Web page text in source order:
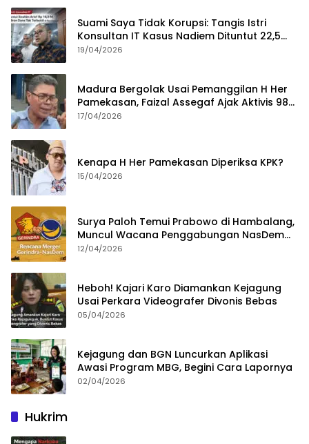
Suami Saya Tidak Korupsi: Tangis Istri
Konsultan IT Kasus Nadiem Dituntut 22,5
Tahun
19/04/2026
Madura Bergolak Usai Pemanggilan H Her
Pamekasan, Faizal Assegaf Ajak Aktivis 98
Bongkar Permainan KPK
17/04/2026
Kenapa H Her Pamekasan Diperiksa KPK?
15/04/2026
Surya Paloh Temui Prabowo di Hambalang,
Muncul Wacana Penggabungan NasDem
dan Gerindra
12/04/2026
Heboh! Kajari Karo Diamankan Kejagung
Usai Perkara Videografer Divonis Bebas
05/04/2026
Kejagung dan BGN Luncurkan Aplikasi
Awasi Program MBG, Begini Cara Lapornya
02/04/2026
Hukrim